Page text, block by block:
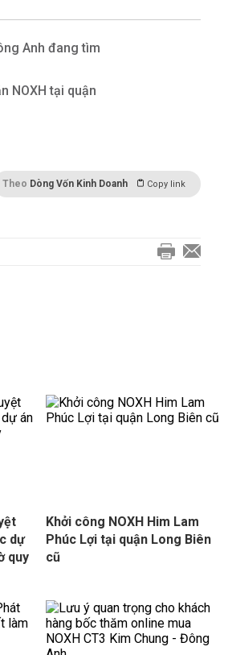
Anh đang tìm
NOXH tại quận
Theo Dòng Vốn Kinh Doanh Copy link
dự
quy
Khởi công NOXH Him Lam
Phúc Lợi tại quận Long Biên
cũ